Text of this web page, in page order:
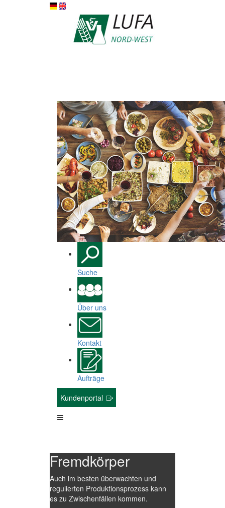
Suche
Über uns
Kontakt
Aufträge
Kundenportal
Fremdkörper
Auch im besten überwachten und
regulierten Produktionsprozess kann
es zu Zwischenfällen kommen.